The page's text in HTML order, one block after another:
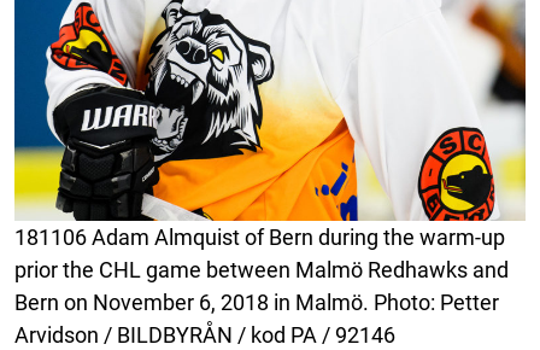
181106 Adam Almquist of Bern during the warm-up
prior the CHL game between Malmö Redhawks and
Bern on November 6, 2018 in Malmö. Photo: Petter
Arvidson / BILDBYRÅN / kod PA / 92146